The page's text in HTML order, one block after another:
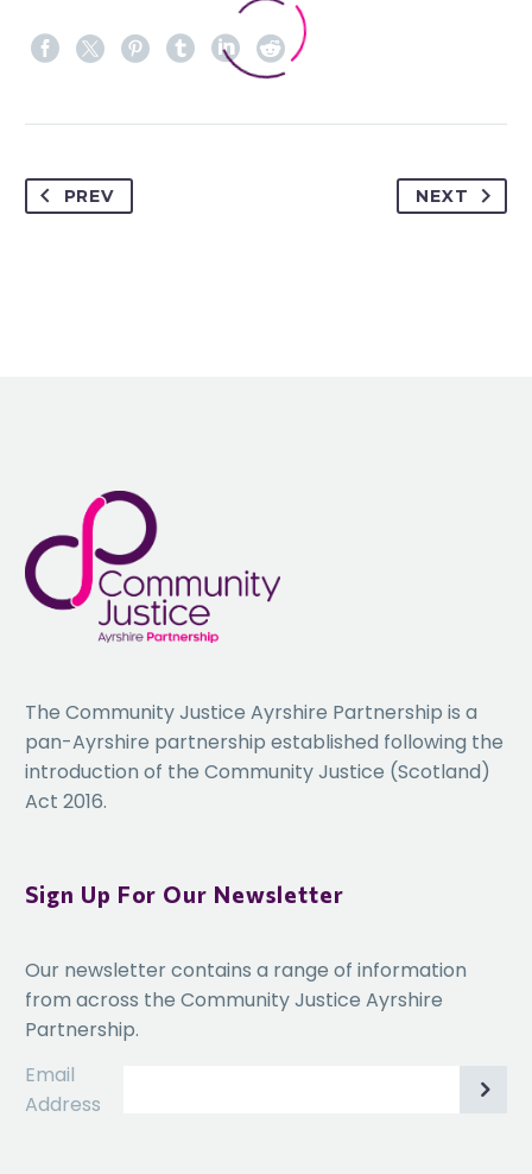
PREV NEXT
The Community Justice Ayrshire Partnership is a
pan-Ayrshire partnership established following the
introduction of the Community Justice (Scotland)
Act 2016.
Sign Up For Our Newsletter
Our newsletter contains a range of information
from across the Community Justice Ayrshire
Partnership.
Email
Address